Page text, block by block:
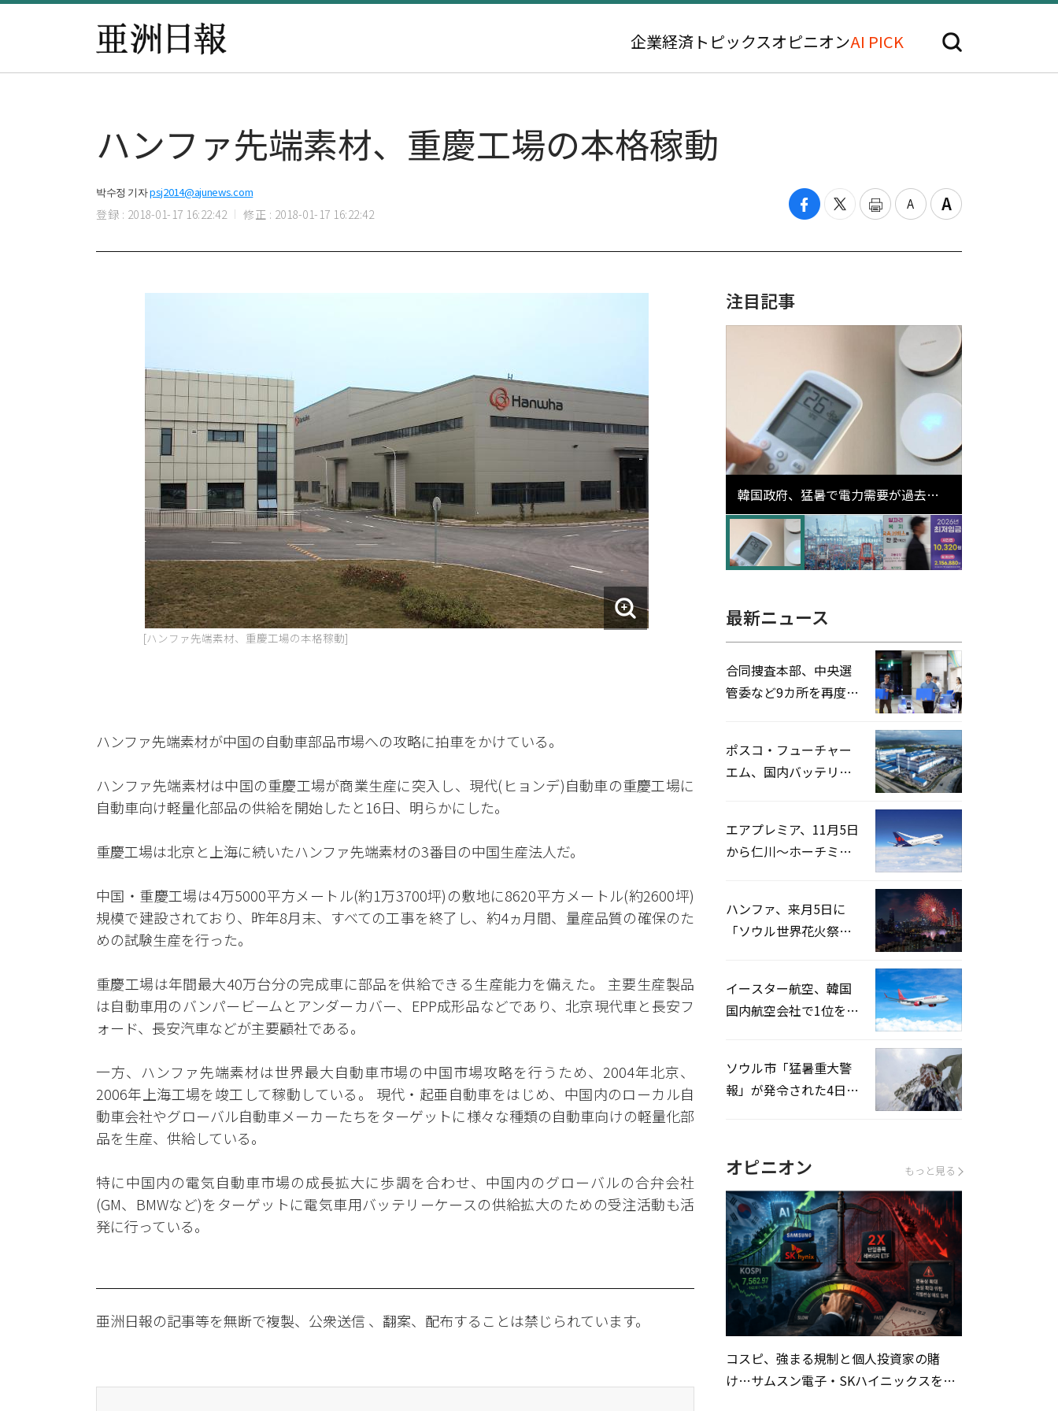
企業経済 トピックスオピニオンAI PICK
ハンファ先端素材、重慶工場の本格稼動
박수정 기자psj2014@ajunews.com
登録 : 2018-01-17 16:22:42 修正 : 2018-01-17 16:22:42
[ハンファ先端素材、重慶工場の本格稼動]
ハンファ先端素材が中国の自動車部品市場への攻略に拍車をかけている。
ハンファ先端素材は中国の重慶工場が商業生産に突入し、現代(ヒョンデ)自動車の重慶工場に
自動車向け軽量化部品の供給を開始したと16日、明らかにした。
重慶工場は北京と上海に続いたハンファ先端素材の3番目の中国生産法人だ。
中国・重慶工場は4万5000平方メートル(約1万3700坪)の敷地に8620平方メートル(約2600坪)
規模で建設されており、昨年8月末、すべての工事を終了し、約4ヵ月間、量産品質の確保のた
めの試験生産を行った。
重慶工場は年間最大40万台分の完成車に部品を供給できる生産能力を備えた。 主要生産製品
は自動車用のバンパービームとアンダーカバー、EPP成形品などであり、北京現代車と長安フ
ォード、長安汽車などが主要顧社である。
一方、ハンファ先端素材は世界最大自動車市場の中国市場攻略を行うため、2004年北京、
2006年上海工場を竣工して稼動している。 現代・起亜自動車をはじめ、中国内のローカル自
動車会社やグローバル自動車メーカーたちをターゲットに様々な種類の自動車向けの軽量化部
品を生産、供給している。
特に中国内の電気自動車市場の成長拡大に歩調を合わせ、中国内のグローバルの合弁会社
(GM、BMWなど)をターゲットに電気車用バッテリーケースの供給拡大のための受注活動も活
発に行っている。
亜洲日報の記事等を無断で複製、公衆送信 、翻案、配布することは禁じられています。
注目記事
韓国政府、猛暑で電力需要が過去最
高更新の可能性に需給対応体制を点
検
最新ニュース
合同捜査本部、中央選
管委など9カ所を再度家
ポスコ・フューチャー
エム、国内バッテリー
エアプレミア、11月5日
から仁川〜ホーチミン
ハンファ、来月5日に
「ソウル世界花火祭り
イースター航空、韓国
国内航空会社で1位を記
ソウル市「猛暑重大警
報」が発令された4日、
オピニオン もっと見る
コスピ、強まる規制と個人投資家の賭
け…サムスン電子・SKハイニックスを巡